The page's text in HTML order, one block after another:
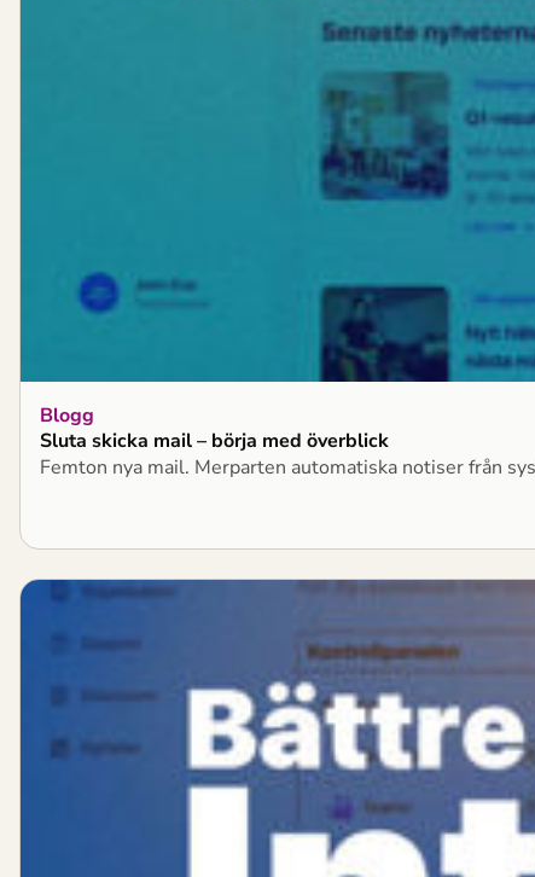
Blogg
Sluta skicka mail – börja med överblick
Femton nya mail. Merparten automatiska notiser från